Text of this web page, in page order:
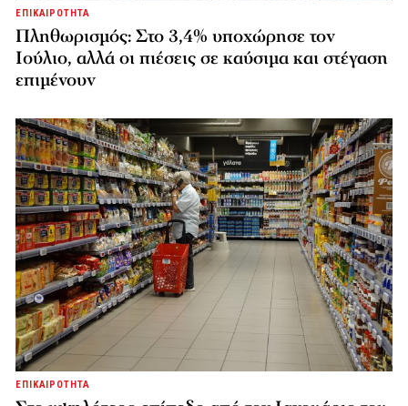
ΕΠΙΚΑΙΡΟΤΗΤΑ
Πληθωρισμός: Στο 3,4% υποχώρησε τον
Ιούλιο, αλλά οι πιέσεις σε καύσιμα και στέγαση
επιμένουν
ΕΠΙΚΑΙΡΟΤΗΤΑ